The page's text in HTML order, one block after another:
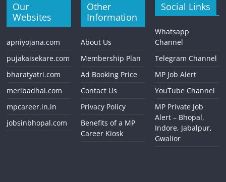
Our
Websites
apniyojana.com
pujakaisekare.com
bharatyatri.com
meribadhai.com
mpcareer.in.in
jobsinbhopal.com
Other
Information
About Us
Membership Plan
Ad Booking Price
Contact Us
Privacy Policy
Benefits of a MP
Career Kiosk
Social Links
Whatsapp
Channel
Telegram Channel
MP Job Alert
YouTube Channel
MP Private Job
Alert – Bhopal,
Indore, Jabalpur,
Gwalior